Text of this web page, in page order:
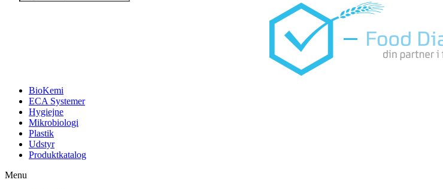
BioKemi
ECA Systemer
Hygiejne
Mikrobiologi
Plastik
Udstyr
Produktkatalog
Menu